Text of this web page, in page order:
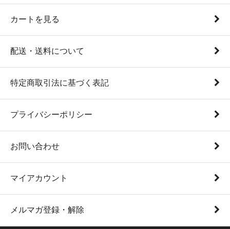
カートを見る
配送・送料について
特定商取引法に基づく表記
プライバシーポリシー
お問い合わせ
マイアカウント
メルマガ登録・解除